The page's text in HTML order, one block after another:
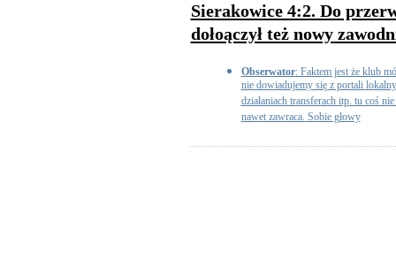
Sierakowice 4:2. Do
dołoączył też nowy
Obserwator: Faktem jest że klub
nie dowiadujemy się z portali
działaniach transferach itp. tu coś
nawet zawraca. Sobie głowy